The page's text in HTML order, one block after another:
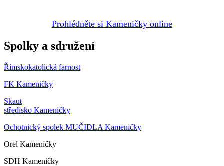
Prohlédněte si Kameničky online
Spolky a sdružení
Římskokatolická farnost
FK Kameničky
Skaut
středisko Kameničky
Ochotnický spolek MUČIDLA Kameničky
Orel Kameničky
SDH Kameničky